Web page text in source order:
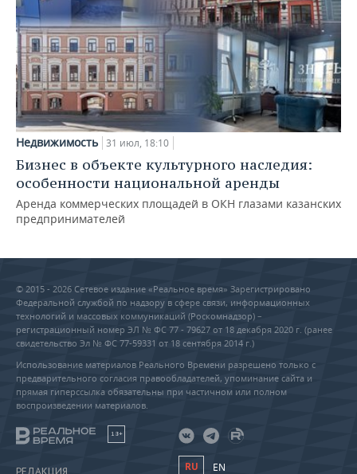
Недвижимость 31 июл, 18:10
Бизнес в объекте культурного наследия:
особенности национальной аренды
Аренда коммерческих площадей в ОКН глазами казанских
предпринимателей
© 2015 - 2026 Сетевое издание «Реальное время» Зарегистрировано
Федеральной службой по надзору в сфере связи, информационных
технологий и массовых коммуникаций (Роскомнадзор) –
регистрационный номер ЭЛ № ФС 77 - 79627 от 18 декабря 2020 г. (ранее
свидетельство Эл № ФС 77-59331 от 18 сентября 2014 г.)
Использование материалов Реального Времени разрешено только с
предварительного согласия правообладателей, упоминание сайта и
прямая гиперссылка обязательны при частичном или полном
воспроизведении материалов.
18+
РЕДАКЦИЯ RU EN